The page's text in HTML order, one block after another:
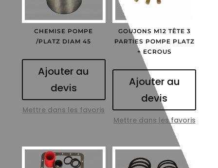
CHEMISE POMPE
/PLATZ DIAM 45
Ajouter au
devis
Mettre dans les favoris
GOUJONS M12 TÊTE 3
PARTIES POMPE PLATZ
+ ECROUS
Ajouter au
devis
Mettre dans les favoris